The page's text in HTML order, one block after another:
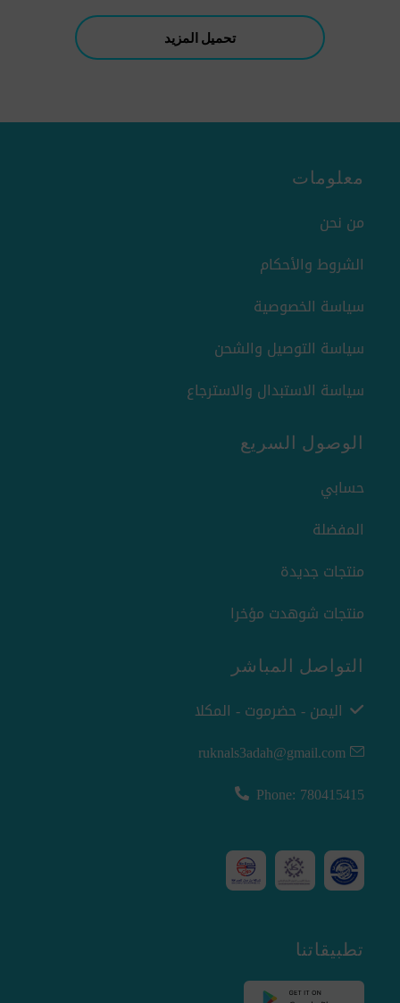
تحميل المزيد
معلومات
من نحن
الشروط والأحكام
سياسة الخصوصية
سياسة التوصيل والشحن
سياسة الاستبدال والاسترجاع
الوصول السريع
حسابي
المفضلة
منتجات جديدة
منتجات شوهدت مؤخرا
التواصل المباشر
اليمن - حضرموت - المكلا
ruknals3adah@gmail.com
Phone: 780415415
تطبيقاتنا